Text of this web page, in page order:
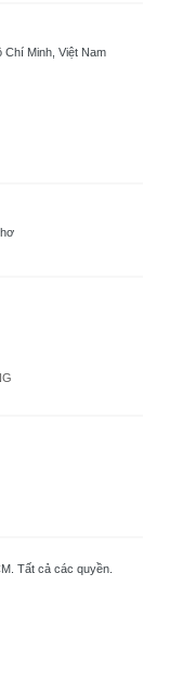
Minh, Việt Nam
Tất cả các quyền.